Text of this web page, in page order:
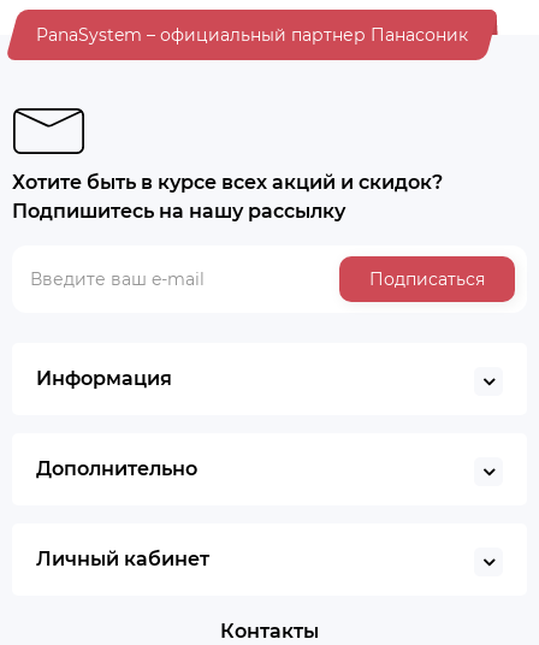
PanaSystem – официальный партнер Панасоник
Хотите быть в курсе всех акций и скидок?
Подпишитесь на нашу рассылку
Подписаться
Информация
Дополнительно
Личный кабинет
Контакты